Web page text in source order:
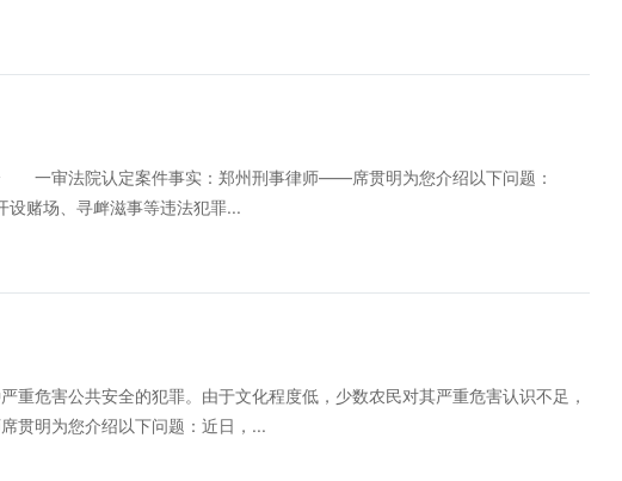
审法院认定案件事实：郑州刑事律师——席贯明为您介绍以下问题：
赌场、寻衅滋事等违法犯罪...
害公共安全的犯罪。由于文化程度低，少数农民对其严重危害认识不足，
贯明为您介绍以下问题：近日，...